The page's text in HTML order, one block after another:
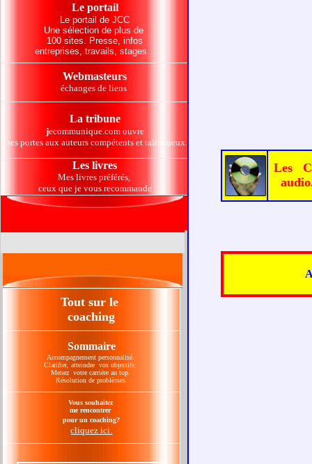
Le portail
Le portail de JCC
Une sélection de plus de
100 sites. Presse, infos
entreprises, travails, stages...
Webmasteurs
échanges de liens
La tribune
jecommunique.com ouvre
ses portes aux auteurs compétents et talentueux.
Les livres
Mes livres préférés,
ceux que je vous recommande
Tout sur le
coaching
Sommaire
Accompagnement personnalisé.
Clarifier, atteindre vos objectifs.
Menez votre carrière au top.
Résolution de problèmes.
Vous souhaitez
me rencontrer
pour un coaching?
cliquez ici.
Les